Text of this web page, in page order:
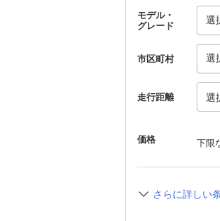
モデル・
グレード
選
市区町村 選
走行距離
価格 下限
さらに詳しい